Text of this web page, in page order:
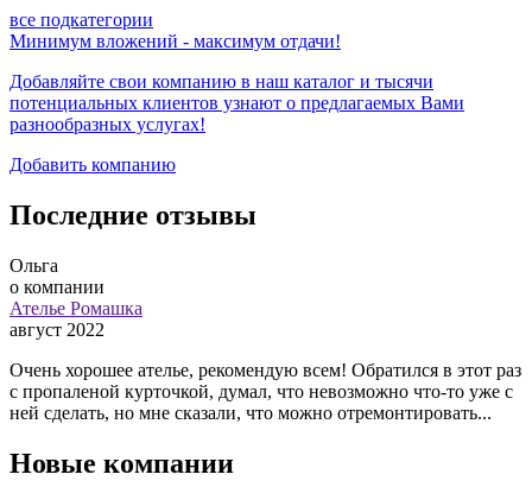
все подкатегории
Минимум вложений - максимум отдачи!
Добавляйте свои компанию в наш каталог и тысячи
потенциальных клиентов узнают о предлагаемых Вами
разнообразных услугах!
Добавить компанию
Последние отзывы
Ольга
о компании
Ателье Ромашка
август 2022
Очень хорошее ателье, рекомендую всем! Обратился в этот раз
с пропаленой курточкой, думал, что невозможно что-то уже с
ней сделать, но мне сказали, что можно отремонтировать...
Новые компании